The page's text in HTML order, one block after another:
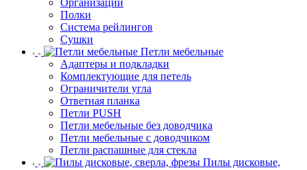
Организации
Полки
Система рейлингов
Сушки
Петли мебельные
Адаптеры и подкладки
Комплектующие для петель
Ограничители угла
Ответная планка
Петли PUSH
Петли мебельные без доводчика
Петли мебельные с доводчиком
Петли распашные для стекла
Пилы дисковые,